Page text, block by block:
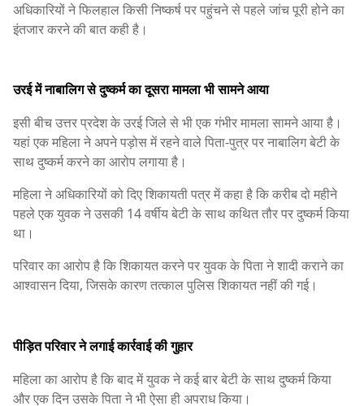
अधिकारियों ने फिलहाल किसी निष्कर्ष पर पहुंचने से पहले जांच पूरी होने का
इंतजार करने की बात कही है।
उरई में नाबालिग से दुष्कर्म का दूसरा मामला भी सामने आया
इसी बीच उत्तर प्रदेश के उरई जिले से भी एक गंभीर मामला सामने आया है।
यहां एक महिला ने अपने पड़ोस में रहने वाले पिता-पुत्र पर नाबालिग बेटी के
साथ दुष्कर्म करने का आरोप लगाया है।
महिला ने अधिकारियों को दिए शिकायती पत्र में कहा है कि करीब दो महीने
पहले एक युवक ने उसकी 14 वर्षीय बेटी के साथ कथित तौर पर दुष्कर्म किया
था।
परिवार का आरोप है कि शिकायत करने पर युवक के पिता ने शादी कराने का
आश्वासन दिया, जिसके कारण तत्काल पुलिस शिकायत नहीं की गई।
पीड़ित परिवार ने लगाई कार्रवाई की गुहार
महिला का आरोप है कि बाद में युवक ने कई बार बेटी के साथ दुष्कर्म किया
और एक दिन उसके पिता ने भी ऐसा ही अपराध किया।